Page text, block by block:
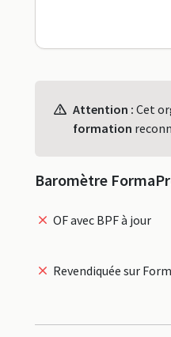
ProfilAttention : Cet
formation
Baromètre
OF avec BPF à jour
Revendiquée sur